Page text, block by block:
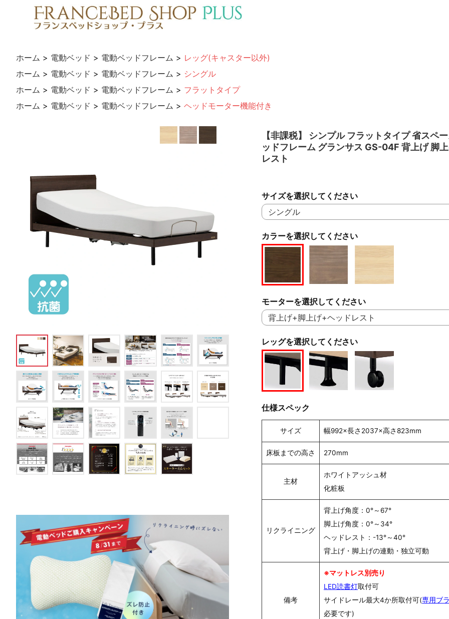
ホーム > 電動ベッド > 電動ベッドフレーム > レッグ(キャスター以外)
ホーム > 電動ベッド > 電動ベッドフレーム > シングル
ホーム > 電動ベッド > 電動ベッドフレーム > フラットタイプ
ホーム > 電動ベッド > 電動ベッドフレーム > ヘッドモーター機能付き
【非課税】 シンプル フラットタイプ 省スペ
ッドフレーム グランサス GS-04F 背上げ 脚
レスト
カラーを選択してください
サイズを選択してください
モーターを選択してください
レッグを選択してください
仕様スペック
サイズ 幅992×長さ2037×高さ823mm
床板までの高さ 270mm
主材
ホワイトアッシュ材
化粧板
リクライニング
背上げ角度：0°～67°
脚上げ角度：0°～34°
ヘッドレスト：-13°～40°
背上げ・脚上げの連動・独立可動
備考
※マットレス別売り
LED読書灯取付可
サイドレール最大4か所取付可(専用ブ
必要です)